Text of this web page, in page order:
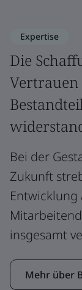
Expertise
Die
Bei der
Zukunft
insgesamt
Mehr über